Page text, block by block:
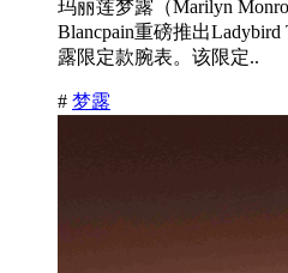
玛丽莲梦露（Marilyn
Blancpain重磅推出
露限定款腕表。该限定..
# 梦露